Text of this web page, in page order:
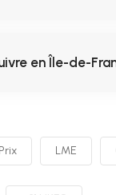
en Île-de-
Prix LME